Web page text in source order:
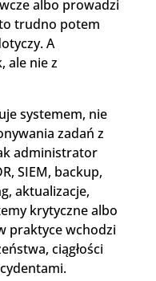
albo prowadzi
trudno potem
A
ale nie z
systemem, nie
zadań z
administrator
SIEM, backup,
aktualizacje,
krytyczne albo
praktyce wchodzi
ciągłości